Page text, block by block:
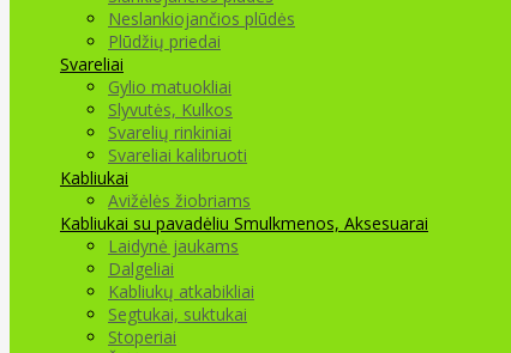
Neslankiojančios plūdės
Plūdžių priedai
Svareliai
Gylio matuokliai
Slyvutės, Kulkos
Svarelių rinkiniai
Svareliai kalibruoti
Kabliukai
Avižėlės žiobriams
Kabliukai su pavadėliu Smulkmenos, Aksesuarai
Laidynė jaukams
Dalgeliai
Kabliukų atkabikliai
Segtukai, suktukai
Stoperiai